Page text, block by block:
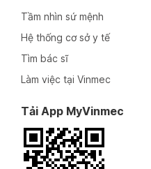
Tầm nhìn sứ mệnh
Hệ thống cơ sở y tế
Tìm bác sĩ
Làm việc tại Vinmec
Tải App MyVinmec